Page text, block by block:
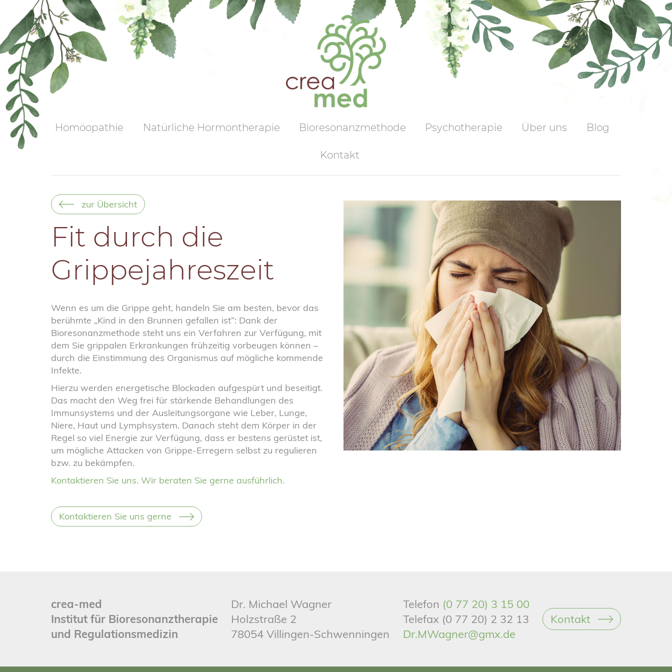
Homöopathie Natürliche Hormontherapie Bioresonanzmethode Psychotherapie Über uns Blog
Kontakt
zur Übersicht
Fit durch die
Grippejahreszeit
Wenn es um die Grippe geht, handeln Sie am besten, bevor das
berühmte „Kind in den Brunnen gefallen ist“: Dank der
Bioresonanzmethode steht uns ein Verfahren zur Verfügung, mit
dem Sie grippalen Erkrankungen frühzeitig vorbeugen können –
durch die Einstimmung des Organismus auf mögliche kommende
Infekte.
Hierzu werden energetische Blockaden aufgespürt und beseitigt.
Das macht den Weg frei für stärkende Behandlungen des
Immunsystems und der Ausleitungsorgane wie Leber, Lunge,
Niere, Haut und Lymphsystem. Danach steht dem Körper in der
Regel so viel Energie zur Verfügung, dass er bestens gerüstet ist,
um mögliche Attacken von Grippe-Erregern selbst zu regulieren
bzw. zu bekämpfen.
Kontaktieren Sie uns. Wir beraten Sie gerne ausführlich.
Kontaktieren Sie uns gerne
crea-med
Institut für Bioresonanztherapie
und Regulationsmedizin
Dr. Michael Wagner
Holzstraße 2
78054 Villingen-Schwenningen
Telefon (0 77 20) 3 15 00
Telefax (0 77 20) 2 32 13
Dr.MWagner@gmx.de
Kontakt